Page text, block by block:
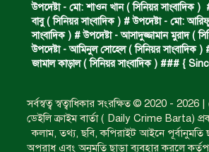
ডাকাত দলের সদস্য
ঝুলন্ত মরদেহ উদ্ধার।
প্রধান আসামির মৃত্যুদণ্ড।
উপদেষ্টা - মো: শাওন খান ( সিনিয়র সাংবাদিক )
বাবু ( সিনিয়র সাংবাদিক ) # উপদেষ্টা - মো:
সাংবাদিক ) # উপদেষ্টা - আসাদুজ্জামান মুরাদ (
উপদেষ্টা - আমিনুল সোহেল ( সিনিয়র সাংবাদিক )
জামাল কাড়াল ( সিনিয়র সাংবাদিক ) ### {
সর্বস্বত্ব স্বত্বাধিকার সংরক্ষিত © 2020 - 2026
ডেইলি ক্রাইম বার্তা ( Daily Crime Barta)
কলাম, তথ্য, ছবি, কপিরাইট আইনে পূর্বানুমতি
অপরাধ এবং অনুমতি ছাড়া ব্যবহার করলে